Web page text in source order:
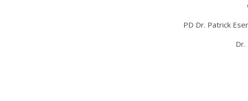
PD Dr. Patrick
Dr.